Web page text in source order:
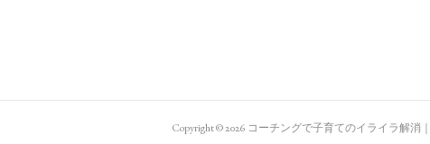
Copyright ©2026 コーチングで子育てのイライラ解消